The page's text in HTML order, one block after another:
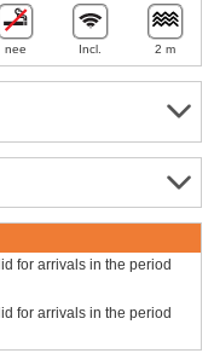
nee Incl. 2 m
for arrivals in the period
for arrivals in the period